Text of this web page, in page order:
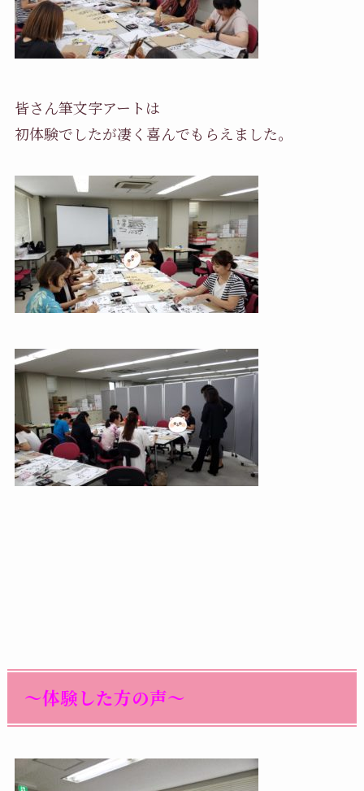
皆さん筆文字アートは
初体験でしたが凄く喜んでもらえました。
～体験した方の声～